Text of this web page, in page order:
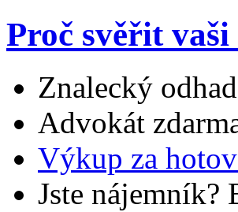
Proč svěřit
Znalecký
Advokát
Výkup za
Jste